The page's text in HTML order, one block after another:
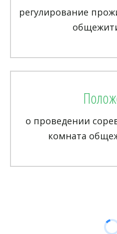
регулирование
о проведении
комната